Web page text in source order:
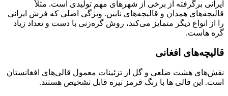
ایرانی برگرفته از برخی از شهرهای مهم تولیدی است. مثلاً
قالیچه‌های همدان و قالیچه‌های نایین. ویژگی اصلی که فرش ایرانی
را از انواع دیگر متمایز می‌کند، روش گره‌زنی با دست و تعداد زیاد
گره هاست.
قالیچه‌های افغانی
نقش‌های هشت ضلعی و گل از تزئینات معمول قالی‌های افغانستان
است. این قالی ها با رنگ قرمز تیره قابل تشخیص هستند.